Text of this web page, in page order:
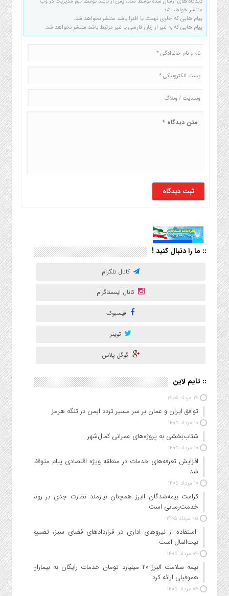
منتشر خواهد شد.
پیام هایی که حاوی تهمت یا افترا باشد منتشر نخواهد شد.
پیام هایی که به غیر از زبان فارسی یا غیر مرتبط باشد منتشر نخواهد شد.
:: ما را دنبال کنید !
کانال تلگرام
کانال اینستاگرام
فیسبوک
تویتر
گوگل پلاس
:: تایم لاین
۱۴ مرداد ۱۴۰۵
توافق ایران و عمان بر سر مسیر تردد ایمن در تنگه هرمز
۱۰ مرداد ۱۴۰۵
شتاب‌بخشی به پروژه‌های عمرانی کمال‌شهر
۱۰ مرداد ۱۴۰۵
افزایش تعرفه‌های خدمات در منطقه ویژه اقتصادی پیام متوقف
شد
۱۰ مرداد ۱۴۰۵
کرامت بیمه‌شدگان البرز همچنان نیازمند نظارت جدی بر روند
خدمت‌رسانی است
۰۵ مرداد ۱۴۰۵
استفاده از نیروهای اداری در قراردادهای فضای سبز، تضییع
بیت‌المال است
۰۴ مرداد ۱۴۰۵
بیمه سلامت البرز ۲۰ میلیارد تومان خدمات رایگان به بیماران
هموفیلی ارائه کرد
۰۴ مرداد ۱۴۰۵